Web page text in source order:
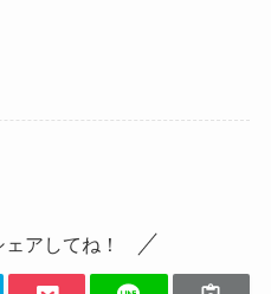
アしてね！